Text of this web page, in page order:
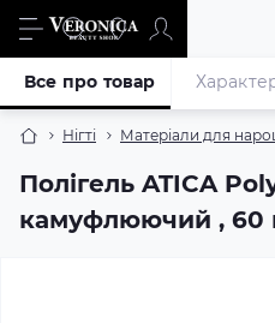
Нігті Матеріали для
Полігель ATICA
камуфлюючий , 60
Все про товар